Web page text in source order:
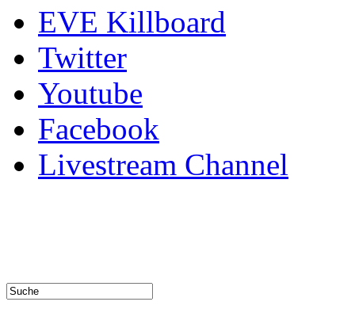
EVE Killboard
Twitter
Youtube
Facebook
Livestream Channel